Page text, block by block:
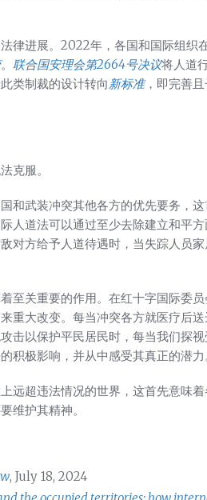
律进展。2022年，各国和国际组织
。 联合国安理会第2664号决议将人道
类制裁的设计转向新标准，即完善
克服。
和武装冲突其他各方的优先要务，
人道法可以通过至少去除建立和平方
对方给予人道待遇时，当失踪人员
至关重要的作用。在红十字国际委
重大改变。每当冲突各方就医疗后
击以保护平民居民时，每当我们探
积极影响，并从中感受其真正的潜力
远超违法情况的世界，这首先意味
维护其精神。
, July 18, 2024